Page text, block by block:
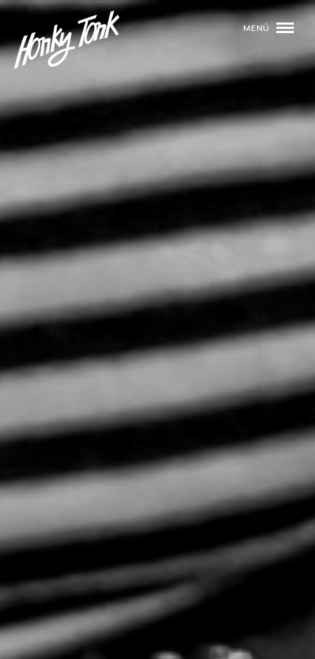
MENÚ
01 PROGRAMACIÓN
DJS
04 TOCA CON NOSOTROS
05 QUIÉNES SOMOS
NUESTRA HISTORIA
GALERÍA
DE IMÁGENES
CONTACTO